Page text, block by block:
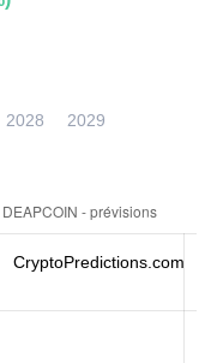
2028
2029
CryptoPredictions.com